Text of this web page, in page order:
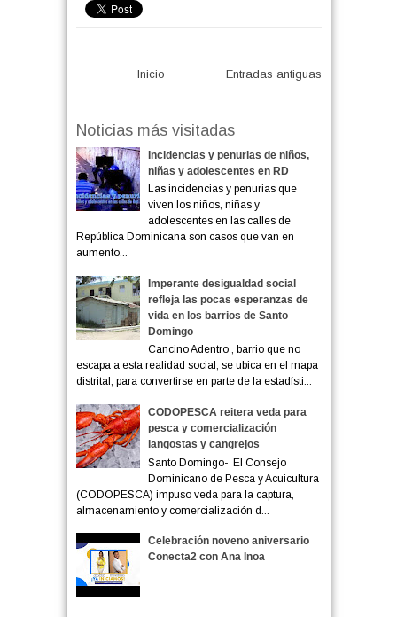
Entradas antiguas
Inicio
Noticias más visitadas
Incidencias y penurias de niños,
niñas y adolescentes en RD
Las incidencias y penurias que
viven los niños, niñas y
adolescentes en las calles de
República Dominicana son casos que van en
aumento...
Imperante desigualdad social
refleja las pocas esperanzas de
vida en los barrios de Santo
Domingo
Cancino Adentro , barrio que no
escapa a esta realidad social, se ubica en el mapa
distrital, para convertirse en parte de la estadísti...
CODOPESCA reitera veda para
pesca y comercialización
langostas y cangrejos
Santo Domingo- El Consejo
Dominicano de Pesca y Acuicultura
(CODOPESCA) impuso veda para la captura,
almacenamiento y comercialización d...
Celebración noveno aniversario
Conecta2 con Ana Inoa